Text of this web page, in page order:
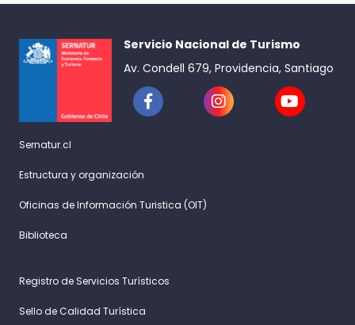
Servicio Nacional de Turismo
Av. Condell 679, Providencia, Santiago
Sernatur.cl
Estructura y organización
Oficinas de Información Turistica (OIT)
Biblioteca
Registro de Servicios Turísticos
Sello de Calidad Turística